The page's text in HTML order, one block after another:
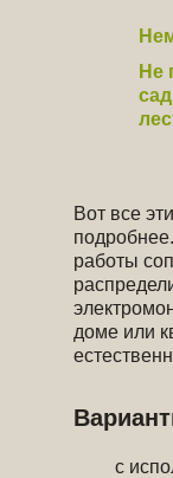
Не
Вот все
работы
доме или
с